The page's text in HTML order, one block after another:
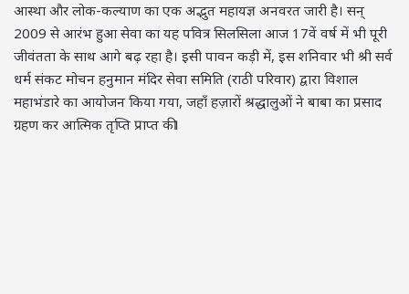
आस्था और लोक-कल्याण का एक अद्भुत महायज्ञ अनवरत जारी है। सन्
2009 से आरंभ हुआ सेवा का यह पवित्र सिलसिला आज 17वें वर्ष में भी पूरी
जीवंतता के साथ आगे बढ़ रहा है। इसी पावन कड़ी में, इस शनिवार भी श्री सर्व
धर्म संकट मोचन हनुमान मंदिर सेवा समिति (राठी परिवार) द्वारा विशाल
महाभंडारे का आयोजन किया गया, जहाँ हज़ारों श्रद्धालुओं ने बाबा का प्रसाद
ग्रहण कर आत्मिक तृप्ति प्राप्त की।